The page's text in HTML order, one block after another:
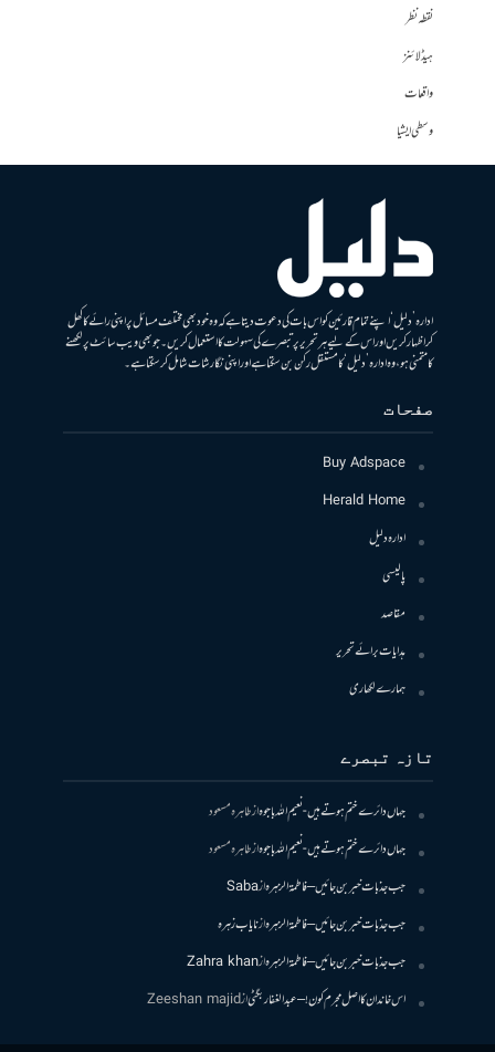
نقطہ نظر
ہیڈلائنز
واقعات
وسطی ایشیا
ادارہ ’دلیل‘ اپنے تمام قارئین کو اس بات کی دعوت دیتا ہے کہ وہ خود بھی مختلف مسائل پر اپنی رائے کا کھل
کر اظہار کریں اور اس کے لیے ہر تحریر پر تبصرے کی سہولت کا استعمال کریں۔ جو بھی ویب سائٹ پر لکھنے
کا متمنی ہو، وہ ادارہ ’دلیل‘ کا مستقل رکن بن سکتا ہے اور اپنی نگارشات شامل کرسکتا ہے۔
صفحات
Buy Adspace
Herald Home
ادارہ دلیل
پالیسی
مقاصد
ہدایات برائے تحریر
ہمارے لکھاری
تازہ تبصرے
جہاں دائرے ختم ہوتے ہیں- نعیم اللہ باجوہازطاہرہ مسعود
جہاں دائرے ختم ہوتے ہیں- نعیم اللہ باجوہازطاہرہ مسعود
جب جذبات خبر بن جائیں – فاطمۃالزہرہازSaba
جب جذبات خبر بن جائیں – فاطمۃالزہرہازنایاب زہرہ
جب جذبات خبر بن جائیں – فاطمۃالزہرہازZahra khan
اس خاندان کا اصل مجرم کون! – عبدالغفار بگٹیازZeeshan majid